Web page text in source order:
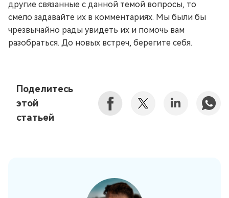
другие связанные с данной темой вопросы, то
смело задавайте их в комментариях. Мы были бы
чрезвычайно рады увидеть их и помочь вам
разобраться. До новых встреч, берегите себя.
Поделитесь
этой
статьей